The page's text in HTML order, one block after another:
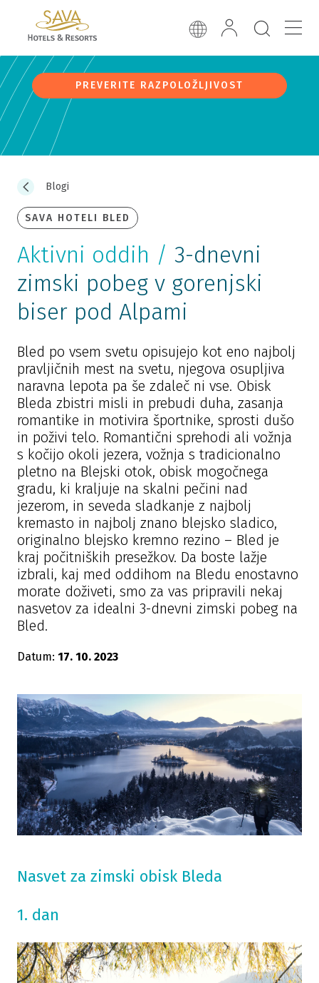
PREVERITE RAZPOLOŽLJIVOST
Blogi
SAVA HOTELI BLED
Aktivni oddih / 3-dnevni
zimski pobeg v gorenjski
biser pod Alpami
Bled po vsem svetu opisujejo kot eno najbolj
pravljičnih mest na svetu, njegova osupljiva
naravna lepota pa še zdaleč ni vse. Obisk
Bleda zbistri misli in prebudi duha, zasanja
romantike in motivira športnike, sprosti dušo
in poživi telo. Romantični sprehodi ali vožnja
s kočijo okoli jezera, vožnja s tradicionalno
pletno na Blejski otok, obisk mogočnega
gradu, ki kraljuje na skalni pečini nad
jezerom, in seveda sladkanje z najbolj
kremasto in najbolj znano blejsko sladico,
originalno blejsko kremno rezino – Bled je
kraj počitniških presežkov. Da boste lažje
izbrali, kaj med oddihom na Bledu enostavno
morate doživeti, smo za vas pripravili nekaj
nasvetov za idealni 3-dnevni zimski pobeg na
Bled.
Datum: 17. 10. 2023
Nasvet za zimski obisk Bleda
1. dan